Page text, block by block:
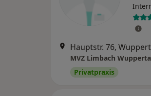
Hauptstr. 76,
MVZ Limbach
Privatpraxis